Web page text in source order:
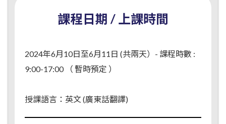
課程日期 / 上課時間
2024年6月10日至6月11日 (共兩天）- 課程時數 :
9:00-17:00 （ 暫時預定 ）
授課語言：英文 (廣東話翻譯)